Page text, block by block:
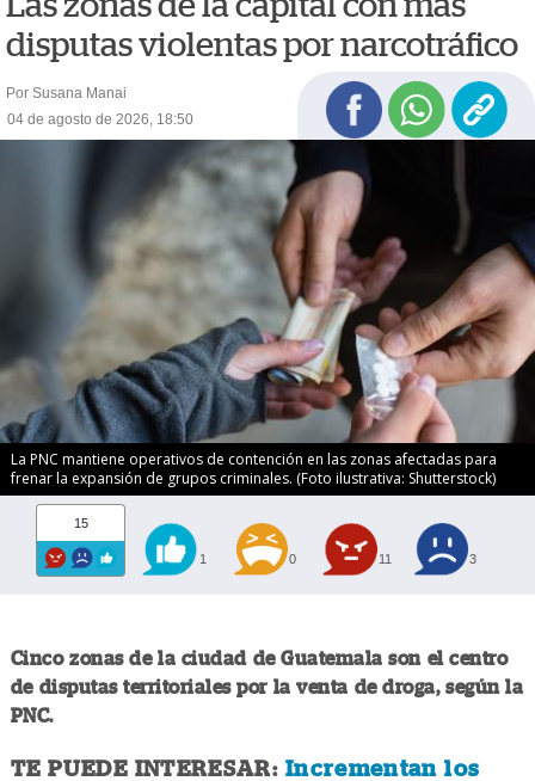
disputas violentas por narcotráfico
Por Susana Manai
04 de agosto de 2026, 18:50
La PNC mantiene operativos de contención en las zonas afectadas para
frenar la expansión de grupos criminales. (Foto ilustrativa: Shutterstock)
15
1 0 11 3
Cinco zonas de la ciudad de Guatemala son el centro
de disputas territoriales por la venta de droga, según la
PNC.
TE PUEDE INTERESAR: Incrementan los